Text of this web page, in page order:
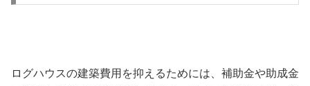
ログハウスの建築費用を抑えるためには、補助金や助成金